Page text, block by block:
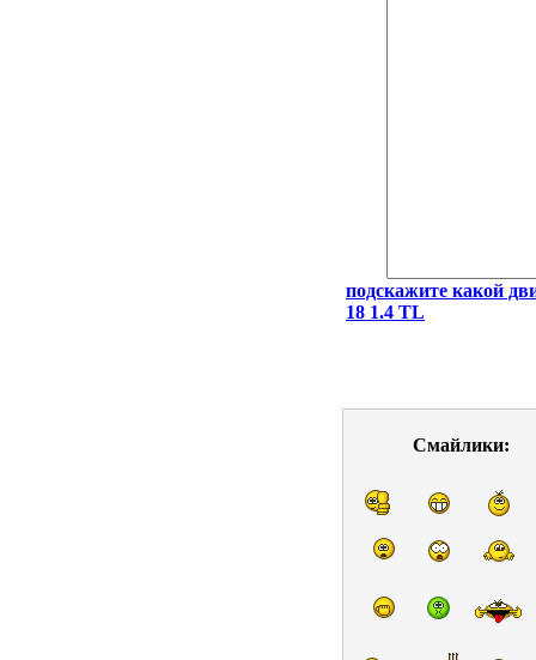
подскажите какой
18 1.4 TL
Смайлики: